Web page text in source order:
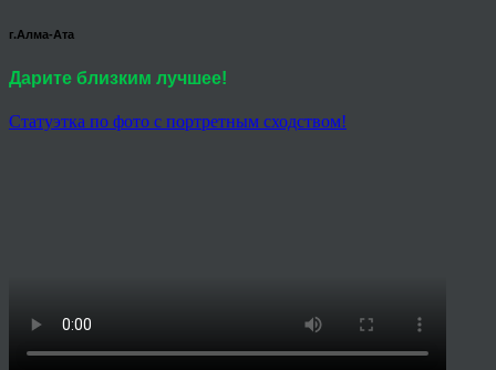
г.Алма-Ата
Дарите близким лучшее!
Статуэтка по фото с портретным сходством!